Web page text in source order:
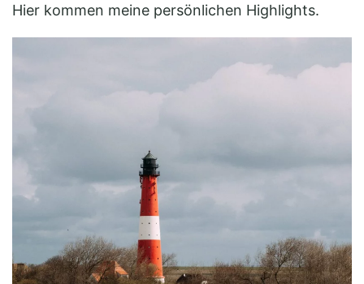
Hier kommen meine persönlichen Highlights.